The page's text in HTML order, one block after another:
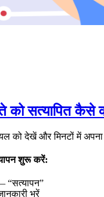
को सत्यापित कैसे
को देखें और मिनटों में अपना
शुरू करें:
“सत्यापन”
भरें